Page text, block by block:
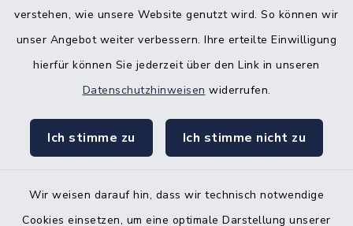
verstehen, wie unsere Website genutzt wird. So können wir
unser Angebot weiter verbessern. Ihre erteilte Einwilligung
hierfür können Sie jederzeit über den Link in unseren
Datenschutzhinweisen widerrufen.
Ich stimme zu Ich stimme nicht zu
Wir weisen darauf hin, dass wir technisch notwendige
Cookies einsetzen, um eine optimale Darstellung unserer
Gleichstellungsbüro
Kontakt